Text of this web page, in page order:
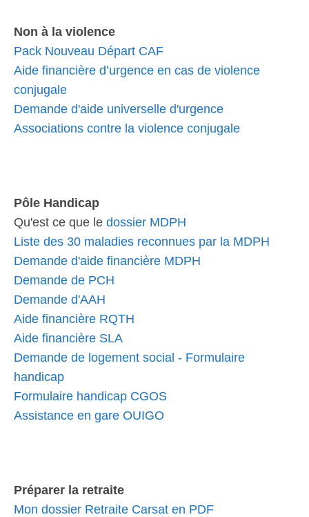
Non à la violence
Pack Nouveau Départ CAF
Aide financière d’urgence en cas de violence
conjugale
Demande d'aide universelle d'urgence
Associations contre la violence conjugale
Pôle Handicap
Qu'est ce que le dossier MDPH
Liste des 30 maladies reconnues par la MDPH
Demande d'aide financière MDPH
Demande de PCH
Demande d'AAH
Aide financière RQTH
Aide financière SLA
Demande de logement social - Formulaire
handicap
Formulaire handicap CGOS
Assistance en gare OUIGO
Préparer la retraite
Mon dossier Retraite Carsat en PDF